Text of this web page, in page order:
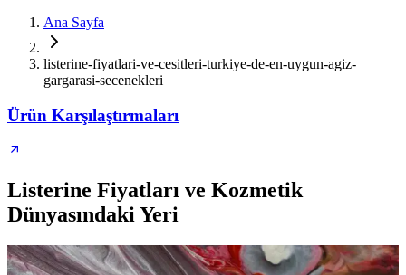
Ana Sayfa
listerine-fiyatlari-ve-cesitleri-turkiye-de-en-uygun-agiz-
gargarasi-secenekleri
Ürün Karşılaştırmaları
Listerine Fiyatları ve Kozmetik
Dünyasındaki Yeri